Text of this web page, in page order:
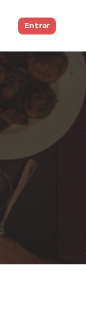
Entrar